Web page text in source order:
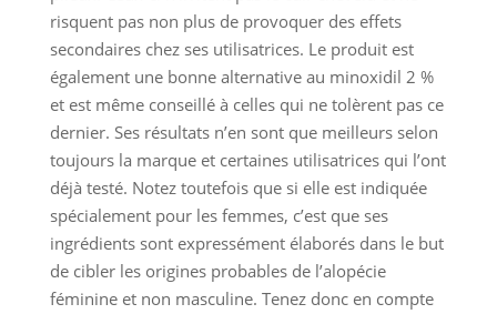
risquent pas non plus de provoquer des effets
secondaires chez ses utilisatrices. Le produit est
également une bonne alternative au minoxidil 2 %
et est même conseillé à celles qui ne tolèrent pas ce
dernier. Ses résultats n’en sont que meilleurs selon
toujours la marque et certaines utilisatrices qui l’ont
déjà testé. Notez toutefois que si elle est indiquée
spécialement pour les femmes, c’est que ses
ingrédients sont expressément élaborés dans le but
de cibler les origines probables de l’alopécie
féminine et non masculine. Tenez donc en compte